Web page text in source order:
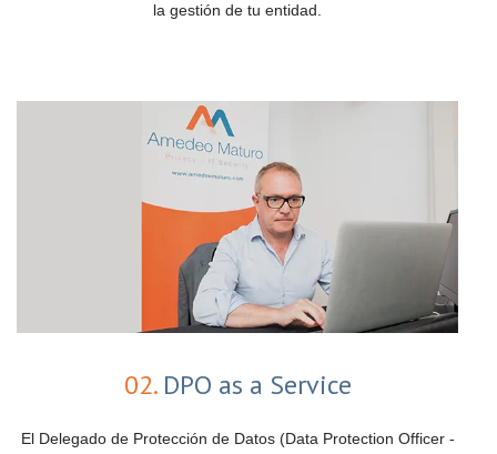
la gestión de tu entidad.
02.DPO as a Service
El Delegado de Protección de Datos (Data Protection Officer -